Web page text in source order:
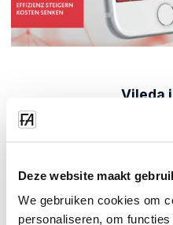
Deze website maakt
We gebruiken cookies om
personaliseren, om
Vileda
De iQonnect App
werkprogramma's en
logboek,
toezichthouders kunnen 24/